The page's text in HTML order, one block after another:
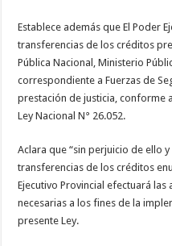
Establece además que El Poder
transferencias de los créditos
Pública Nacional, Ministerio
correspondiente a Fuerzas de
prestación de justicia, conforme
Ley Nacional N° 26.052.
Aclara que “sin perjuicio de ello
transferencias de los créditos
Ejecutivo Provincial efectuará
necesarias a los fines de la
presente Ley.